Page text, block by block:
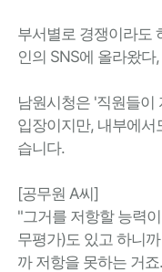
부서별로 경쟁이라도
인의 SNS에 올라왔
남원시청은 '직원들이
입장이지만, 내부에
습니다.
[공무원 A씨]
"그거를 저항할 능력
무평가)도 있고 하니
까 저항을 못하는 거죠